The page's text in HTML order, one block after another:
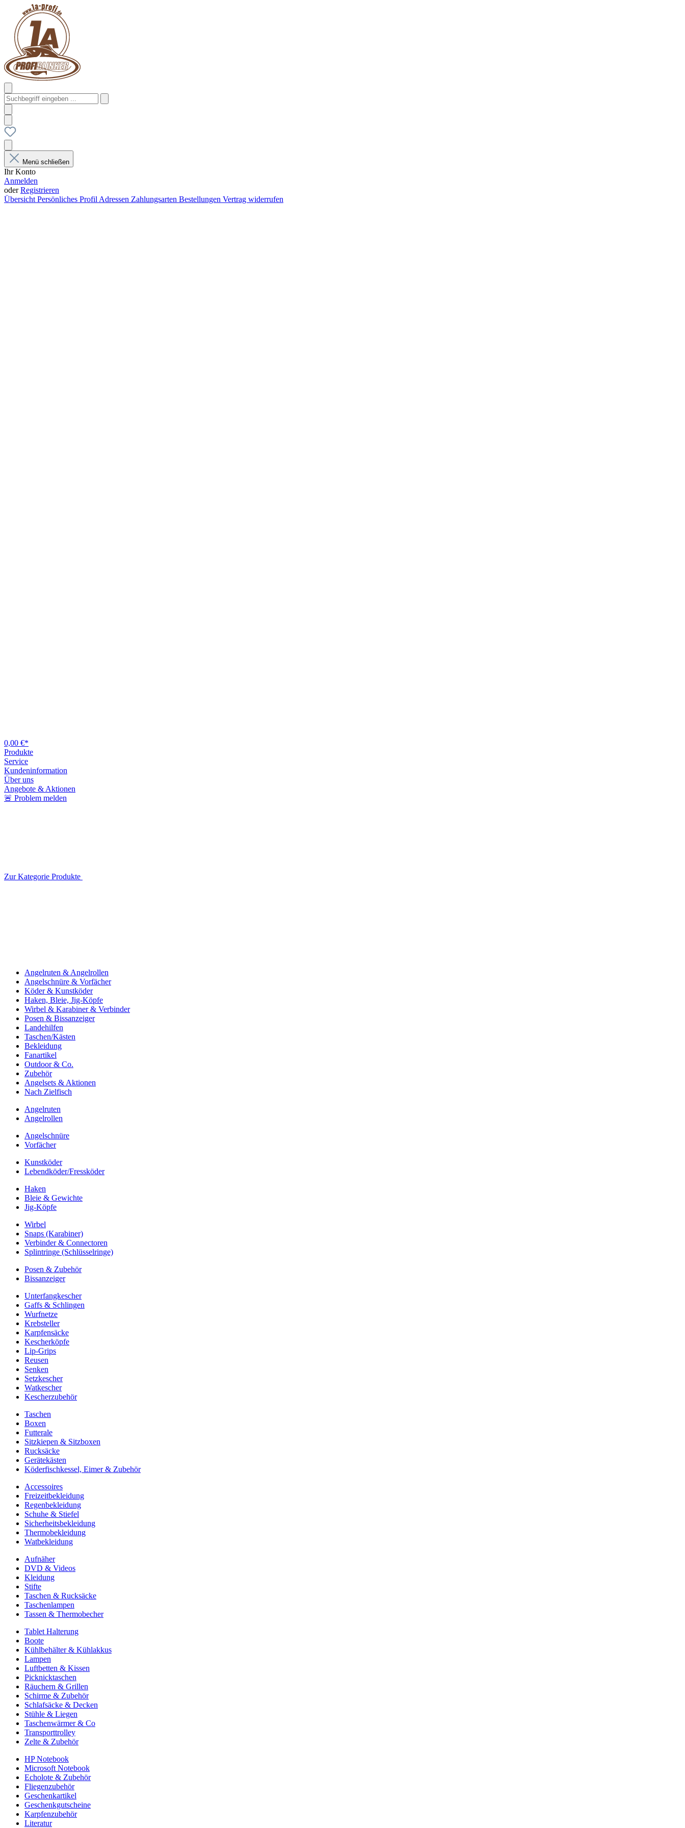
Menü schließen
Ihr Konto
Anmelden
oderRegistrieren
Übersicht Persönliches Profil Adressen Zahlungsarten Bestellungen Vertrag widerrufen
0,00 €*
Produkte
Service
Kundeninformation
Über uns
Angebote & Aktionen
🚨 Problem melden
Zur Kategorie Produkte
Angelruten & Angelrollen
Angelschnüre & Vorfächer
Köder & Kunstköder
Haken, Bleie, Jig-Köpfe
Wirbel & Karabiner & Verbinder
Posen & Bissanzeiger
Landehilfen
Taschen/Kästen
Bekleidung
Fanartikel
Outdoor & Co.
Zubehör
Angelsets & Aktionen
Nach Zielfisch
Angelruten
Angelrollen
Angelschnüre
Vorfächer
Kunstköder
Lebendköder/Fressköder
Haken
Bleie & Gewichte
Jig-Köpfe
Wirbel
Snaps (Karabiner)
Verbinder & Connectoren
Splintringe (Schlüsselringe)
Posen & Zubehör
Bissanzeiger
Unterfangkescher
Gaffs & Schlingen
Wurfnetze
Krebsteller
Karpfensäcke
Kescherköpfe
Lip-Grips
Reusen
Senken
Setzkescher
Watkescher
Kescherzubehör
Taschen
Boxen
Futterale
Sitzkiepen & Sitzboxen
Rucksäcke
Gerätekästen
Köderfischkessel, Eimer & Zubehör
Accessoires
Freizeitbekleidung
Regenbekleidung
Schuhe & Stiefel
Sicherheitsbekleidung
Thermobekleidung
Watbekleidung
Aufnäher
DVD & Videos
Kleidung
Stifte
Taschen & Rucksäcke
Taschenlampen
Tassen & Thermobecher
Tablet Halterung
Boote
Kühlbehälter & Kühlakkus
Lampen
Luftbetten & Kissen
Picknicktaschen
Räuchern & Grillen
Schirme & Zubehör
Schlafsäcke & Decken
Stühle & Liegen
Taschenwärmer & Co
Transporttrolley
Zelte & Zubehör
HP Notebook
Microsoft Notebook
Echolote & Zubehör
Fliegenzubehör
Geschenkartikel
Geschenkgutscheine
Karpfenzubehör
Literatur